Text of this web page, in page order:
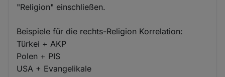
"Religion" einschließen.
Beispiele für die rechts-Religion Korrelation:
Türkei + AKP
Polen + PIS
USA + Evangelikale